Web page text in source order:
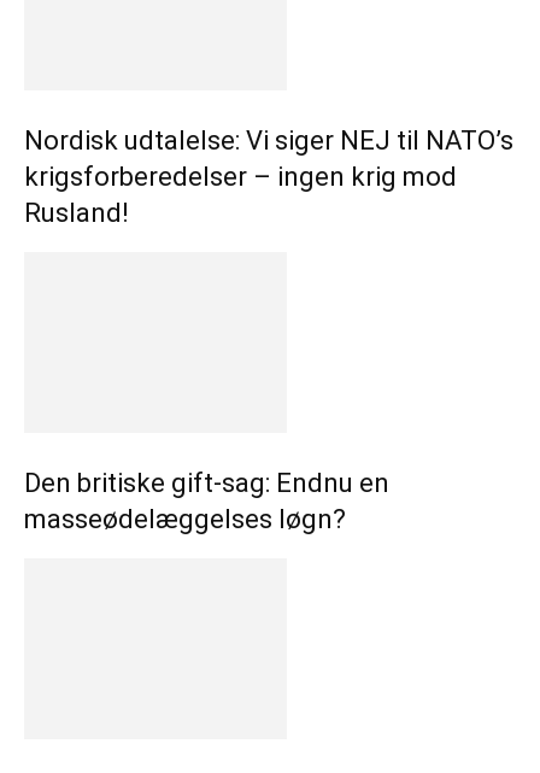
Nordisk udtalelse: Vi siger NEJ til NATO’s
krigsforberedelser – ingen krig mod
Rusland!
Den britiske gift-sag: Endnu en
masseødelæggelses løgn?